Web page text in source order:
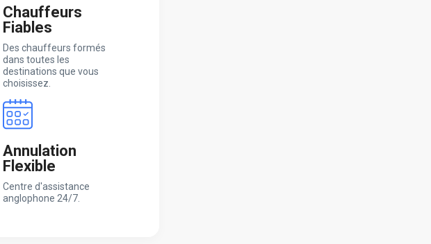
Chauffeurs
Fiables
Des chauffeurs formés
dans toutes les
destinations que vous
choisissez.
Annulation
Flexible
Centre d'assistance
anglophone 24/7.